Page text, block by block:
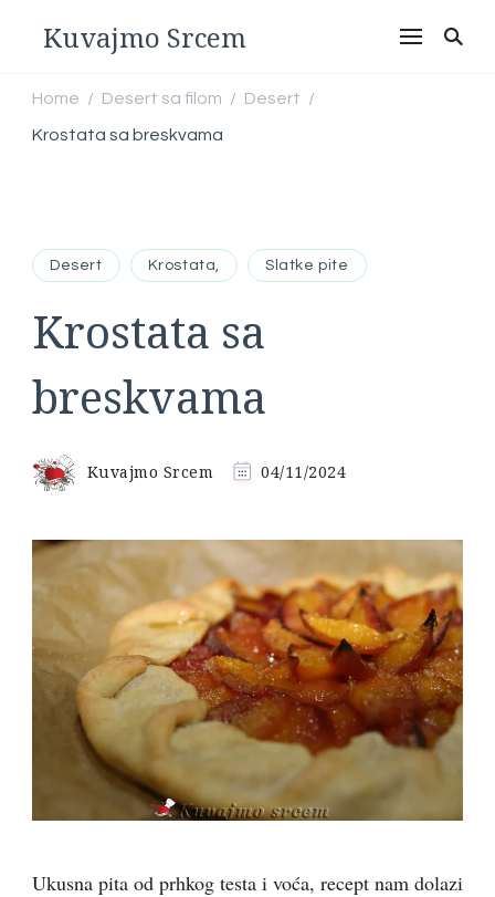
Kuvajmo Srcem
Home / Desert sa filom / Desert /
Krostata sa breskvama
Desert Krostata, Slatke pite
Krostata sa
breskvama
Kuvajmo Srcem 04/11/2024
Ukusna pita od prhkog testa i voća, recept nam dolazi